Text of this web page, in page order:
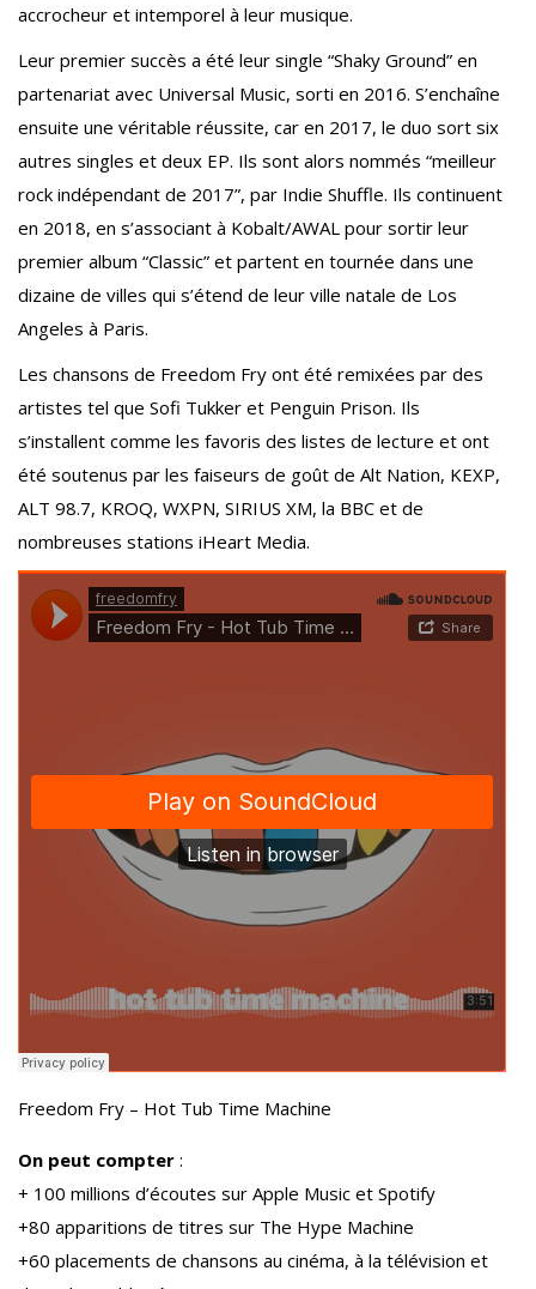
accrocheur et intemporel à leur musique.
Leur premier succès a été leur single “Shaky Ground” en
partenariat avec Universal Music, sorti en 2016. S’enchaîne
ensuite une véritable réussite, car en 2017, le duo sort six
autres singles et deux EP. Ils sont alors nommés “meilleur
rock indépendant de 2017”, par Indie Shuffle. Ils continuent
en 2018, en s’associant à Kobalt/AWAL pour sortir leur
premier album “Classic” et partent en tournée dans une
dizaine de villes qui s’étend de leur ville natale de Los
Angeles à Paris.
Les chansons de Freedom Fry ont été remixées par des
artistes tel que Sofi Tukker et Penguin Prison. Ils
s’installent comme les favoris des listes de lecture et ont
été soutenus par les faiseurs de goût de Alt Nation, KEXP,
ALT 98.7, KROQ, WXPN, SIRIUS XM, la BBC et de
nombreuses stations iHeart Media.
Freedom Fry – Hot Tub Time Machine
On peut compter :
+ 100 millions d’écoutes sur Apple Music et Spotify
+80 apparitions de titres sur The Hype Machine
+60 placements de chansons au cinéma, à la télévision et